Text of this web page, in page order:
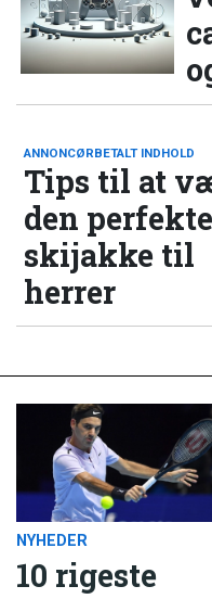
ANNONCØRBETALT INDHOLD
Tips til at
den perfekte
skijakke til
herrer
NYHEDER
10 rigeste